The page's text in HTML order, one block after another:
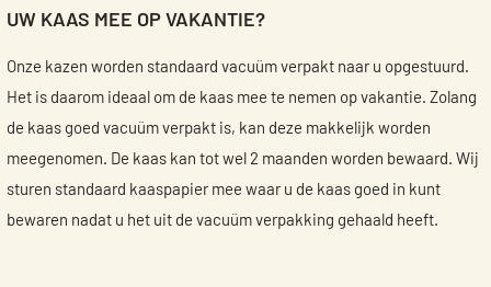
UW KAAS MEE OP VAKANTIE?
Onze kazen worden standaard vacuüm verpakt naar u opgestuurd.
Het is daarom ideaal om de kaas mee te nemen op vakantie. Zolang
de kaas goed vacuüm verpakt is, kan deze makkelijk worden
meegenomen. De kaas kan tot wel 2 maanden worden bewaard. Wij
sturen standaard kaaspapier mee waar u de kaas goed in kunt
bewaren nadat u het uit de vacuüm verpakking gehaald heeft.